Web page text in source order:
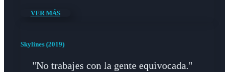
VER MÁS
Skylines (2019)
"No trabajes con la gente equivocada."